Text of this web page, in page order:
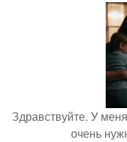
Здравствуйте. У
очень